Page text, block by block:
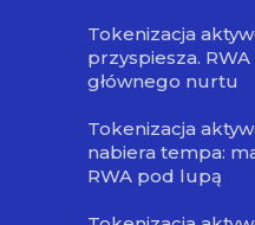
Tokenizacja
przyspiesza.
głównego nurtu
Tokenizacja
nabiera tempa:
RWA pod lupą